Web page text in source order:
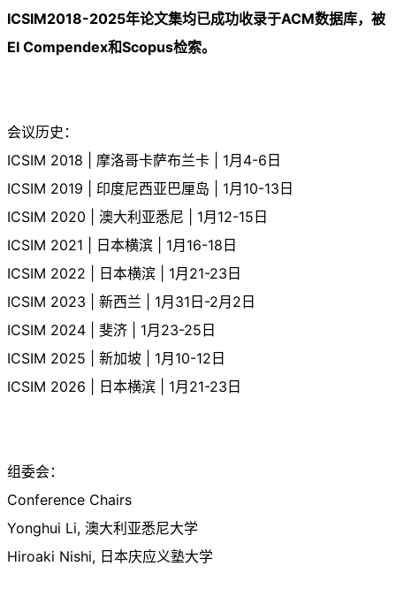
ICSIM2018-2025年论文集均已成功收录于ACM数据库，被
EI Compendex和Scopus检索。
会议历史：
ICSIM 2018 | 摩洛哥卡萨布兰卡 | 1月4-6日
ICSIM 2019 | 印度尼西亚巴厘岛 | 1月10-13日
ICSIM 2020 | 澳大利亚悉尼 | 1月12-15日
ICSIM 2021 | 日本横滨 | 1月16-18日
ICSIM 2022 | 日本横滨 | 1月21-23日
ICSIM 2023 | 新西兰 | 1月31日-2月2日
ICSIM 2024 | 斐济 | 1月23-25日
ICSIM 2025 | 新加坡 | 1月10-12日
ICSIM 2026 | 日本横滨 | 1月21-23日
组委会：
Conference Chairs
Yonghui Li, 澳大利亚悉尼大学
Hiroaki Nishi, 日本庆应义塾大学